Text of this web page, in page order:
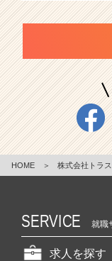
HOME ＞ 株式会社トラ
SERVICE 就職
求人を探す